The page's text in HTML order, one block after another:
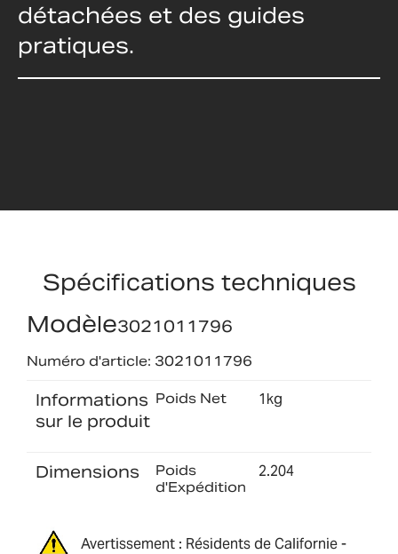
détachées et des guides
pratiques.
Spécifications techniques
Modèle3021011796
Numéro d'article: 3021011796
Informations
sur le produit
Poids Net 1kg
Dimensions
Poids
d'Expédition
2.204
Avertissement : Résidents de Californie -